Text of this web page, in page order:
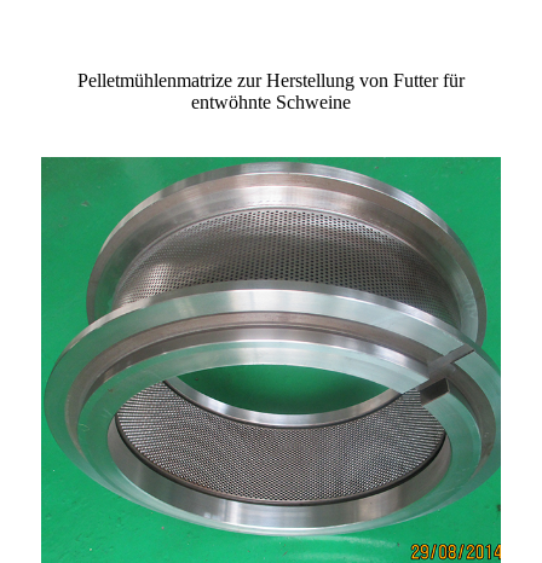
Pelletmühlenmatrize zur Herstellung von Futter für
entwöhnte Schweine